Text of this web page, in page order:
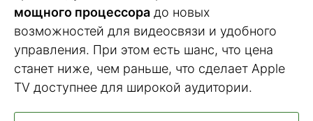
мощного процессора до новых
возможностей для видеосвязи и удобного
управления. При этом есть шанс, что цена
станет ниже, чем раньше, что сделает Apple
TV доступнее для широкой аудитории.